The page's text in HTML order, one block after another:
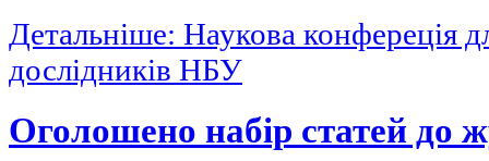
Детальніше: Наукова конфереція
дослідників НБУ
Оголошено набір статей до